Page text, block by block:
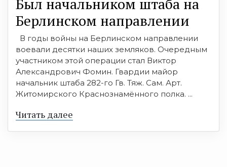
Берлинском направлении
В годы войны на Берлинском направлении
воевали десятки наших земляков. Очередным
участником этой операции стал Виктор
Александрович Фомин. Гвардии майор
начальник штаба 282-го Гв. Тяж. Сам. Арт.
Житомирского Краснознамённого полка. ...
Читать далее